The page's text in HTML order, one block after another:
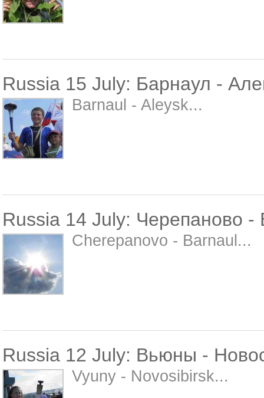
Russia 15 July: Барнаул -
Barnaul - Aleysk...
Russia 14 July: Черепаново -
Cherepanovo - Barnaul...
Russia 12 July: Вьюны -
Vyuny - Novosibirsk...